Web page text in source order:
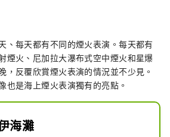
、每天都有不同的煙火表演。每天都有
煙火、尼加拉大瀑布式空中煙火和星爆
，反覆欣賞煙火表演的情況並不少見。
也是海上煙火表演獨有的亮點。
海灘